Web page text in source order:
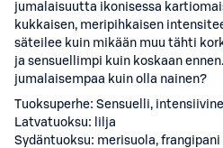
jumalaisuutta ikonisessa
kukkaisen, meripihkaisen
säteilee kuin mikään muu tähti
ja sensuellimpi kuin koskaan
jumalaisempaa kuin olla nainen?
Tuoksuperhe: Sensuelli,
Latvatuoksu: lilja
Sydäntuoksu: merisuola,